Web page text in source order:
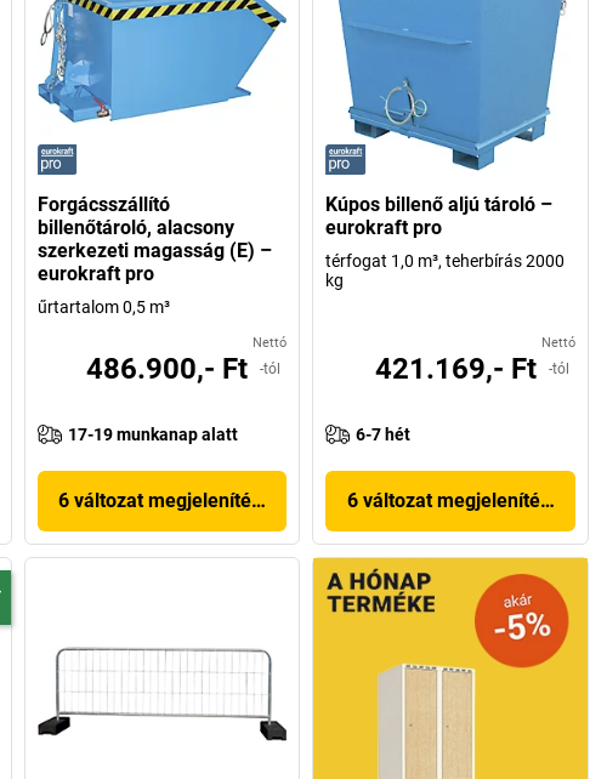
Forgácsszállító
billenőtároló, alacsony
szerkezeti magasság (E) –
eurokraft pro
űrtartalom 0,5 m³
Nettó
486.900,- Ft -tól
17-19 munkanap alatt
6 változat megjelenítése
Kúpos billenő aljú tároló –
eurokraft pro
térfogat 1,0 m³, teherbírás 2000
kg
Nettó
421.169,- Ft -tól
6-7 hét
6 változat megjelenítése